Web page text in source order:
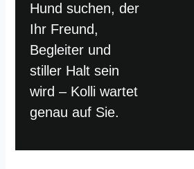
Hund suchen, der
Ihr Freund,
Begleiter und
stiller Halt sein
wird – Kolli wartet
genau auf Sie.